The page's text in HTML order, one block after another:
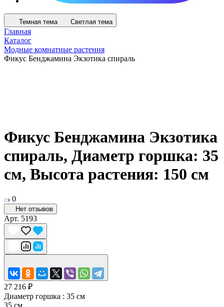
Темная тема Светлая тема
Главная
Каталог
Модные комнатные растения
Фикус Бенджамина Экзотика спираль
Фикус Бенджамина Экзотика
спираль, Диаметр горшка: 35
см, Высота растения: 150 см
0
Нет отзывов
Арт. 5193
27 216 ₽
Диаметр горшка : 35 см
35 см